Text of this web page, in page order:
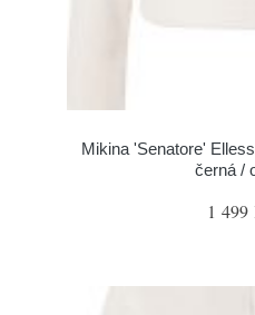
Mikina 'Senatore'
černá /
1